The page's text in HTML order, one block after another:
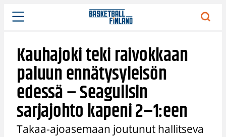
Siirry
sisältöön
Kauhajoki teki raivokkaan
paluun ennätysyleisön
edessä – Seagullsin
sarjajohto kapeni 2–1:een
Takaa-ajoasemaan joutunut hallitseva